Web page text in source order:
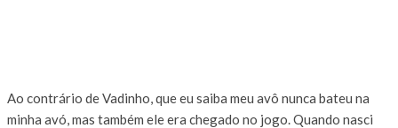
Ao contrário de Vadinho, que eu saiba meu avô nunca bateu na
minha avó, mas também ele era chegado no jogo. Quando nasci